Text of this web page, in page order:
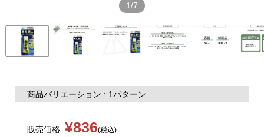
1/7
商品バリエーション : 1パターン
販売価格 ¥836(税込)